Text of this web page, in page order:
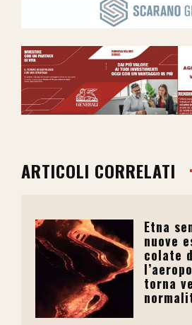
ARTICOLI CORRELATI
Etna
nuove
colate
torna